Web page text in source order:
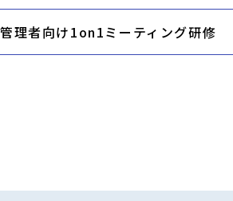
管理者向け1on1ミーティング研修